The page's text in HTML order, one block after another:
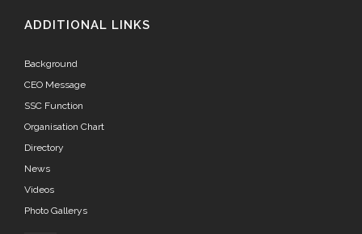
ADDITIONAL LINKS
Background
CEO Message
SSC Function
Organisation Chart
Directory
News
Videos
Photo Gallerys